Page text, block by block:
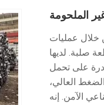
الملحومة
خلال عمليات
صلبة. لديها
على تحمل
العالي،
الآمن. إنه